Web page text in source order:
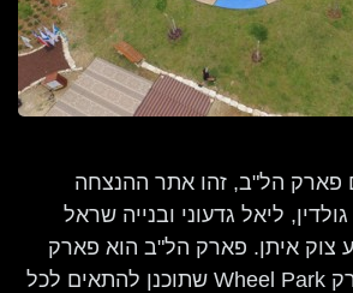
פארק הל"ב, זהו אתר ההנצחה
ליאל גדעוני ובנייה שראל
צוק איתן. פארק הל"ב הוא פארק
ייחודי מסוג ווילפארק Wheel Park שתוכנן להתאים לכל